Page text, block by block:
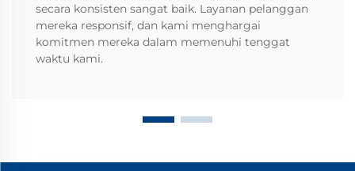
secara konsisten sangat baik. Layanan pelanggan
mereka responsif, dan kami menghargai
komitmen mereka dalam memenuhi tenggat
waktu kami.